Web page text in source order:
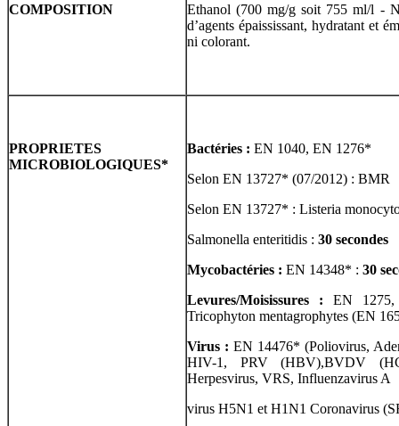
COMPOSITION
Ethanol (700 mg/g soit 755 ml/l -
d’agents épaississant, hydratant et
ni colorant.
PROPRIETES
MICROBIOLOGIQUES*
Bactéries : EN 1040, EN 1276*
Selon EN 13727* (07/2012) : BMR
Selon EN 13727* : Listeria
Salmonella enteritidis : 30 secondes
Mycobactéries : EN 14348* : 30
Levures/Moisissures : EN
Tricophyton mentagrophytes (EN
Virus : EN 14476* (Poliovirus,
HIV-1, PRV (HBV),BVDV
Herpesvirus, VRS, Influenzavirus A
virus H5N1 et H1N1 Coronavirus